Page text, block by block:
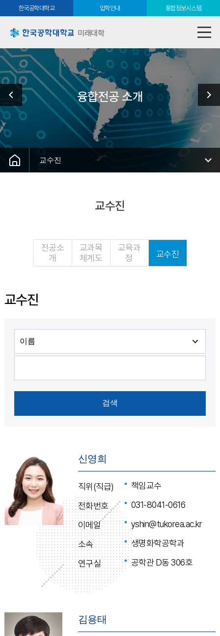
한국공학대학교 입학안내 통합정보시스템
미래대학
융합전공 소개
교수진
교수진
전공소
개
교과목
체계도
교육과
정
교수진
교수진
신영희
직위(직급)
책임교수
전화번호
031-8041-0616
이메일
yshin@tukorea.ac.kr
소속
생명화학공학과
연구실
공학관 D동 306호
김용태